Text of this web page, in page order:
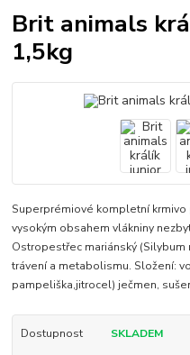
Brit animals
1,5kg
Superprémiové kompletní
vysokým obsahem vlákniny
Ostropestřec mariánský
trávení a metabolismu. Složení:
pampeliška,jitrocel) ječmen,
Dostupnost SKLADEM